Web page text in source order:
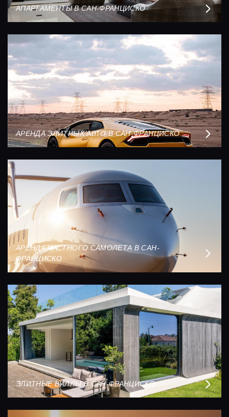
АПАРТАМЕНТЫ В САН-ФРАНЦИСКО
АРЕНДА ЭЛИТНЫХ АВТО В САН-ФРАНЦИСКО
АРЕНДА ЧАСТНОГО САМОЛЕТА В САН-
ФРАНЦИСКО
ЭЛИТНЫЕ ВИЛЛЫ В САН-ФРАНЦИСКО